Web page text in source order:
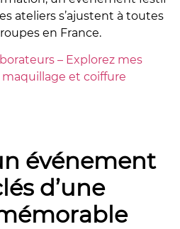
ateliers s’ajustent à toutes
en France.
– Explorez mes
et coiffure
événement
d’une